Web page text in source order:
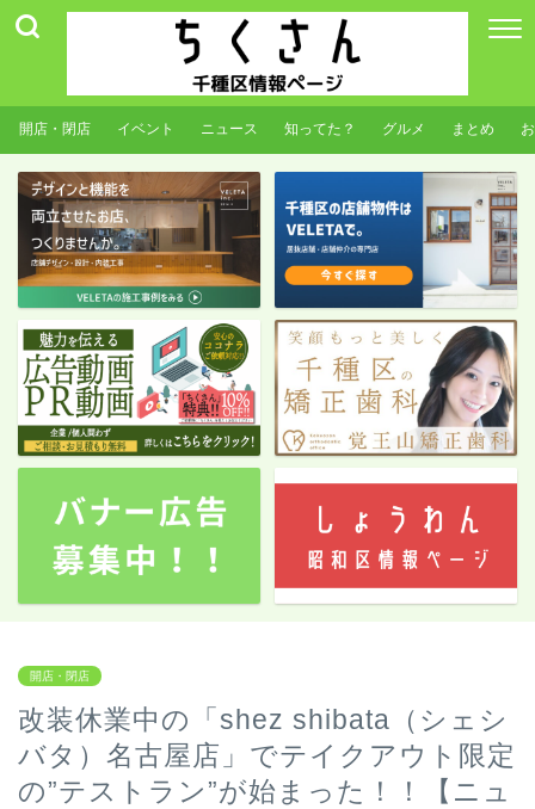
開店・閉店 イベント ニュース 知ってた？ グルメ まとめ
開店・閉店
改装休業中の「shez shibata（シェシ
バタ）名古屋店」でテイクアウト限定
の”テストラン”が始まった！！【ニュ